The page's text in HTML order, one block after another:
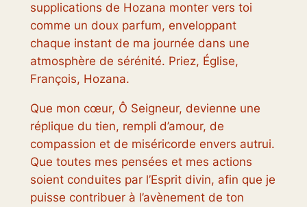
supplications de Hozana monter vers toi
comme un doux parfum, enveloppant
chaque instant de ma journée dans une
atmosphère de sérénité. Priez, Église,
François, Hozana.
Que mon cœur, Ô Seigneur, devienne une
réplique du tien, rempli d’amour, de
compassion et de miséricorde envers autrui.
Que toutes mes pensées et mes actions
soient conduites par l’Esprit divin, afin que je
puisse contribuer à l’avènement de ton